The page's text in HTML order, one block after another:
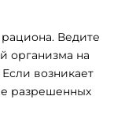
Ведите
организма на
возникает
разрешенных